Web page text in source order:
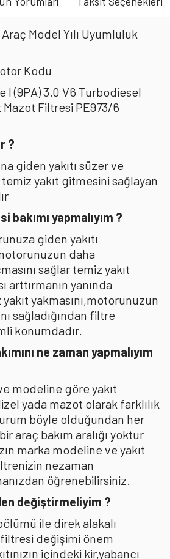
Model Yılı Uyumluluk
Kodu
I (9PA) 3.0 V6 Turbodiesel
Mazot Filtresi PE973/6
?
giden yakıtı süzer ve
yakıt gitmesini sağlayan
bakımı yapmalıyım ?
giden yakıtı
daha
sağlar temiz yakıt
arttırmanın yanında
yakıt yakmasını,motorunuzun
sağladığından filtre
konumdadır.
ne zaman yapmalıyım
modeline göre yakıt
yada mazot olarak farklılık
böyle olduğundan her
araç bakım aralığı yoktur
marka modeline ve yakıt
nezaman
öğrenebilirsiniz.
değiştirmeliyim ?
ile direk alakalı
değişimi önem
içindeki kir,yabancı